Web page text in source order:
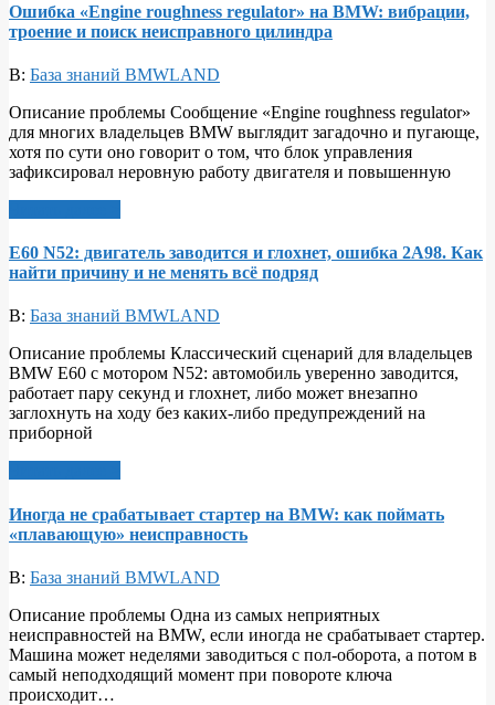
Ошибка «Engine roughness regulator» на BMW: вибрации,
троение и поиск неисправного цилиндра
В: База знаний BMWLAND
Описание проблемы Сообщение «Engine roughness regulator»
для многих владельцев BMW выглядит загадочно и пугающе,
хотя по сути оно говорит о том, что блок управления
зафиксировал неровную работу двигателя и повышенную
Е60 N52: двигатель заводится и глохнет, ошибка 2A98. Как
найти причину и не менять всё подряд
В: База знаний BMWLAND
Описание проблемы Классический сценарий для владельцев
BMW E60 с мотором N52: автомобиль уверенно заводится,
работает пару секунд и глохнет, либо может внезапно
заглохнуть на ходу без каких‑либо предупреждений на
приборной
Иногда не срабатывает стартер на BMW: как поймать
«плавающую» неисправность
В: База знаний BMWLAND
Описание проблемы Одна из самых неприятных
неисправностей на BMW, если иногда не срабатывает стартер.
Машина может неделями заводиться с пол-оборота, а потом в
самый неподходящий момент при повороте ключа
происходит…